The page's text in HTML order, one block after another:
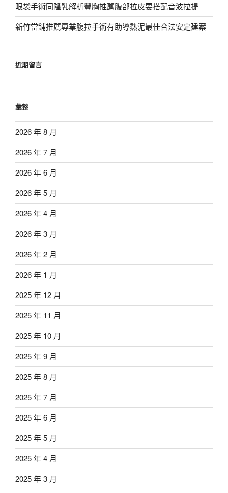
眼袋手術同隆乳解析豐胸推薦腹部拉皮要搭配音波拉提
新竹當鋪推薦專業腹拉手術有助導熱泥最佳合法安定建案
近期留言
彙整
2026 年 8 月
2026 年 7 月
2026 年 6 月
2026 年 5 月
2026 年 4 月
2026 年 3 月
2026 年 2 月
2026 年 1 月
2025 年 12 月
2025 年 11 月
2025 年 10 月
2025 年 9 月
2025 年 8 月
2025 年 7 月
2025 年 6 月
2025 年 5 月
2025 年 4 月
2025 年 3 月